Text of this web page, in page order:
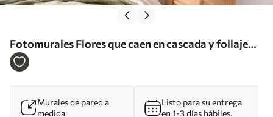
Fotomurales Flores que caen en cascada y follaje
verde sobre un fondo claro Nr. w05736
Murales de pared a
medida
Listo para su entrega
en 1-3 días hábiles.